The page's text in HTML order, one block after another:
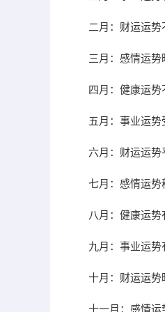
二月：财运运势
三月：感情运势
四月：健康运势
五月：事业运势
六月：财运运势
七月：感情运势
八月：健康运势
九月：事业运势
十月：财运运势
十一月：感情运